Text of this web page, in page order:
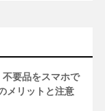
要品をスマホで
メリットと注意